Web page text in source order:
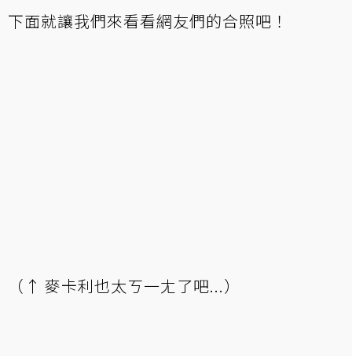
下面就讓我們來看看網友們的合照吧！
（↑ 麥卡利也太ㄎ一ㄤ了吧...）